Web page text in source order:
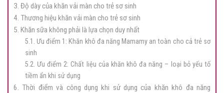
3. Độ dày của khăn vải màn cho trẻ sơ sinh
4. Thương hiệu khăn vải màn cho trẻ sơ sinh
5. Khăn sữa không phải là lựa chọn duy nhất
5.1. Ưu điểm 1: Khăn khô đa năng Mamamy an toàn cho cả trẻ sơ
sinh
5.2. Ưu điểm 2: Chất liệu của khăn khô đa năng – loại bỏ yếu tố
tiềm ẩn khi sử dụng
6. Thời điểm và công dụng khi sử dụng của khăn khô đa năng